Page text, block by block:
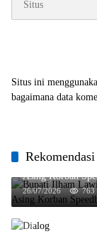
Situs ini
bagaimana data
Rekomendasi
Bupati Ilham
Asing Korban
26/07/2026 763